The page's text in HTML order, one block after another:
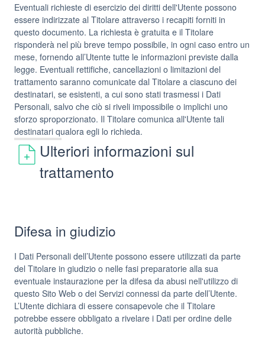
Eventuali richieste di esercizio dei diritti dell'Utente possono
essere indirizzate al Titolare attraverso i recapiti forniti in
questo documento. La richiesta è gratuita e il Titolare
risponderà nel più breve tempo possibile, in ogni caso entro un
mese, fornendo all’Utente tutte le informazioni previste dalla
legge. Eventuali rettifiche, cancellazioni o limitazioni del
trattamento saranno comunicate dal Titolare a ciascuno dei
destinatari, se esistenti, a cui sono stati trasmessi i Dati
Personali, salvo che ciò si riveli impossibile o implichi uno
sforzo sproporzionato. Il Titolare comunica all'Utente tali
destinatari qualora egli lo richieda.
Ulteriori informazioni sul
trattamento
Difesa in giudizio
I Dati Personali dell’Utente possono essere utilizzati da parte
del Titolare in giudizio o nelle fasi preparatorie alla sua
eventuale instaurazione per la difesa da abusi nell'utilizzo di
questo Sito Web o dei Servizi connessi da parte dell’Utente.
L’Utente dichiara di essere consapevole che il Titolare
potrebbe essere obbligato a rivelare i Dati per ordine delle
autorità pubbliche.